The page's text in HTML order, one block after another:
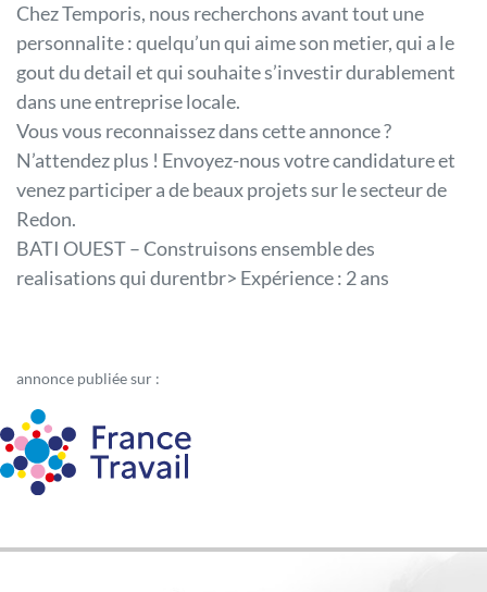
Chez Temporis, nous recherchons avant tout une
personnalite : quelqu’un qui aime son metier, qui a le
gout du detail et qui souhaite s’investir durablement
dans une entreprise locale.
Vous vous reconnaissez dans cette annonce ?
N’attendez plus ! Envoyez-nous votre candidature et
venez participer a de beaux projets sur le secteur de
Redon.
BATI OUEST – Construisons ensemble des
realisations qui durentbr> Expérience : 2 ans
annonce publiée sur :